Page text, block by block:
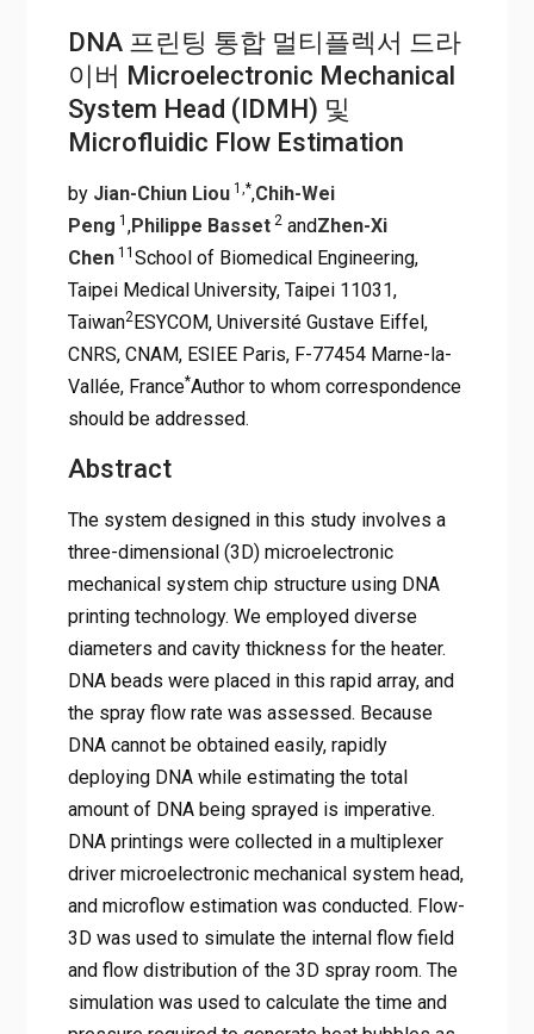
DNA 프린팅 통합 멀티플렉서 드라
이버 Microelectronic Mechanical
System Head (IDMH) 및
Microfluidic Flow Estimation
by Jian-Chiun Liou1,*,Chih-Wei
Peng 1 ,Philippe Basset2andZhen-Xi
Chen1 1 School of Biomedical Engineering,
Taipei Medical University, Taipei 11031,
Taiwan2ESYCOM, Université Gustave Eiffel,
CNRS, CNAM, ESIEE Paris, F-77454 Marne-la-
Vallée, France*Author to whom correspondence
should be addressed.
Abstract
The system designed in this study involves a
three-dimensional (3D) microelectronic
mechanical system chip structure using DNA
printing technology. We employed diverse
diameters and cavity thickness for the heater.
DNA beads were placed in this rapid array, and
the spray flow rate was assessed. Because
DNA cannot be obtained easily, rapidly
deploying DNA while estimating the total
amount of DNA being sprayed is imperative.
DNA printings were collected in a multiplexer
driver microelectronic mechanical system head,
and microflow estimation was conducted. Flow-
3D was used to simulate the internal flow field
and flow distribution of the 3D spray room. The
simulation was used to calculate the time and